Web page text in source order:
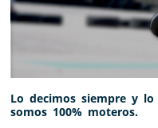
Lo decimos siempre y
somos 100% moteros.